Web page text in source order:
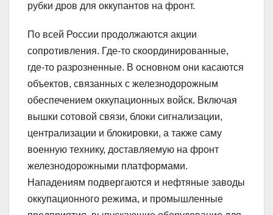
рубки дров для оккупантов на фронт.
По всей России продолжаются акции
сопротивления. Где-то скоординированные,
где-то разрозненные. В основном они касаются
объектов, связанных с железнодорожным
обеспечением оккупационных войск. Включая
вышки сотовой связи, блоки сигнализации,
централизации и блокировки, а также саму
военную технику, доставляемую на фронт
железнодорожными платформами.
Нападениям подвергаются и нефтяные заводы
оккупационного режима, и промышленные